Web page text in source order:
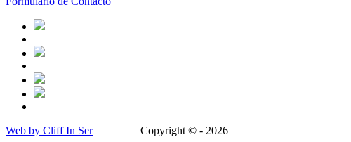
Web by Cliff In SerCopyright © - 2026